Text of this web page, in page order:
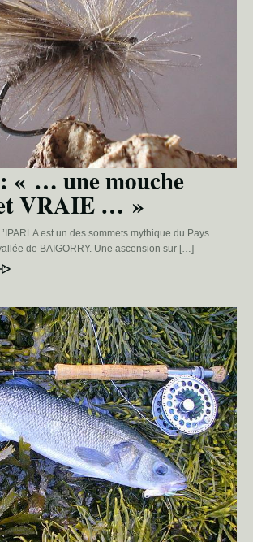
« … une mouche
VRAIE … »
est un des sommets mythique du Pays
de BAIGORRY. Une ascension sur […]